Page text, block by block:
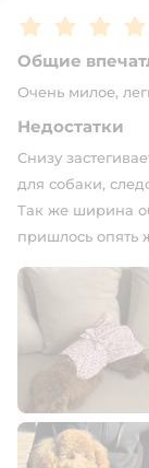
Рейтинг:5
Общие
Очень милое,
Недостатки
Снизу
для собаки,
Так же ширина
пришлось опять